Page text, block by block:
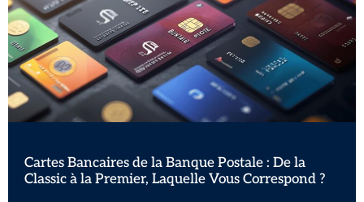
Cartes Bancaires de la Banque Postale : De la
Classic à la Premier, Laquelle Vous Correspond ?